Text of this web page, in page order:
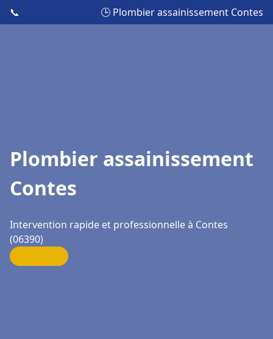
📞 🕒 Plombier assainissement Contes
Plombier assainissement
Contes
Intervention rapide et professionnelle à Contes
(06390)